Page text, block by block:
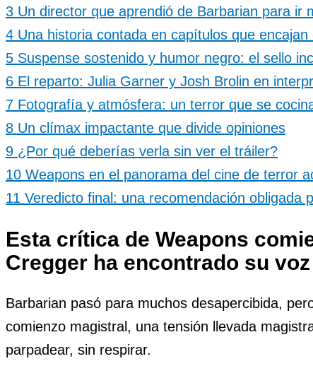
3 Un director que aprendió de Barbarian para ir
4 Una historia contada en capítulos que
5 Suspense sostenido y humor negro: el sello
6 El reparto: Julia Garner y Josh Brolin en
7 Fotografía y atmósfera: un terror que se
8 Un clímax impactante que divide opiniones
9 ¿Por qué deberías verla sin ver el tráiler?
10 Weapons en el panorama del cine de terror
11 Veredicto final: una recomendación obligada
Esta crítica de Weapons
Cregger ha encontrado su
Barbarian pasó para muchos desapercibida,
comienzo magistral, una tensión llevada
parpadear, sin respirar.